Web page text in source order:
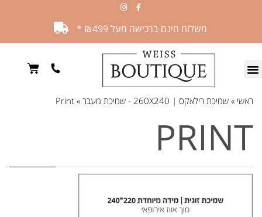
משלוח חינם ברכישה מעל ₪499 *
ראשי » שמיכת רילאקס | 260X240 - שמיכת מעבר »
Print
PRINT